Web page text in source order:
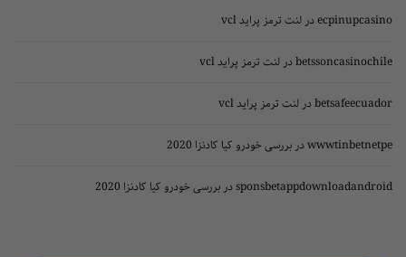
درلنت ترمز پراید vcl
درلنت ترمز پراید vcl
درلنت ترمز پراید vcl
دربررسی خودرو کیا کادنزا 2020
دربررسی خودرو کیا کادنزا 2020